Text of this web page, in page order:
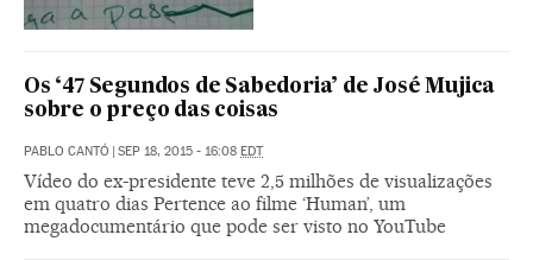
Os ‘47 Segundos de Sabedoria’ de José Mujica
sobre o preço das coisas
PABLO CANTÓ | SEP 18, 2015 - 16:08 EDT
Vídeo do ex-presidente teve 2,5 milhões de visualizações
em quatro dias Pertence ao filme ‘Human’, um
megadocumentário que pode ser visto no YouTube